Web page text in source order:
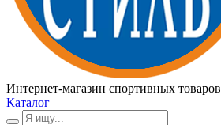
Интернет-магазин спортивных товаров
Каталог